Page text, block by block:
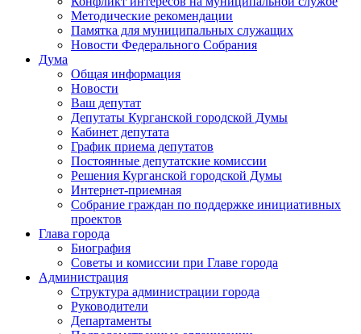
Методические рекомендации
Памятка для муниципальных служащих
Новости Федерального Cобрания
Дума
Общая информация
Новости
Ваш депутат
Депутаты Курганской городской Думы
Кабинет депутата
График приема депутатов
Постоянные депутатские комиссии
Решения Курганской городской Думы
Интернет-приемная
Собрание граждан по поддержке инициативных
проектов
Глава города
Биография
Советы и комиссии при Главе города
Администрация
Структура администрации города
Руководители
Департаменты